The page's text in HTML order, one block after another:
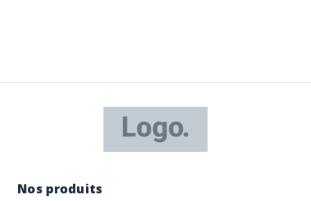
Nos produits